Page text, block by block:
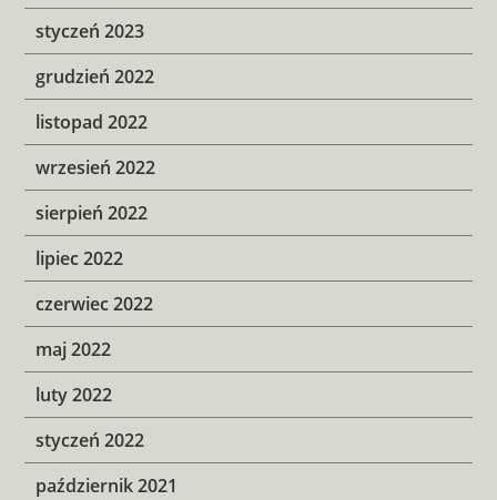
styczeń 2023
grudzień 2022
listopad 2022
wrzesień 2022
sierpień 2022
lipiec 2022
czerwiec 2022
maj 2022
luty 2022
styczeń 2022
październik 2021